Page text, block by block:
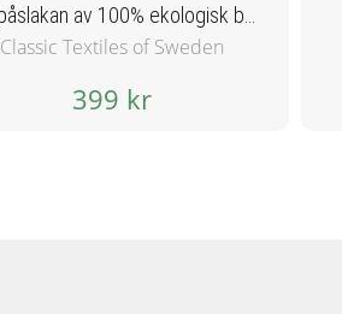
Classic Textiles of Sweden
399 kr